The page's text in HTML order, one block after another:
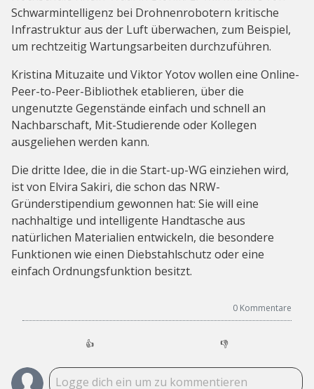
Schwarmintelligenz bei Drohnenrobotern kritische
Infrastruktur aus der Luft überwachen, zum Beispiel,
um rechtzeitig Wartungsarbeiten durchzuführen.
Kristina Mituzaite und Viktor Yotov wollen eine Online-
Peer-to-Peer-Bibliothek etablieren, über die
ungenutzte Gegenstände einfach und schnell an
Nachbarschaft, Mit-Studierende oder Kollegen
ausgeliehen werden kann.
Die dritte Idee, die in die Start-up-WG einziehen wird,
ist von Elvira Sakiri, die schon das NRW-
Gründerstipendium gewonnen hat: Sie will eine
nachhaltige und intelligente Handtasche aus
natürlichen Materialien entwickeln, die besondere
Funktionen wie einen Diebstahlschutz oder eine
einfach Ordnungsfunktion besitzt.
0 Kommentare
👍 👎